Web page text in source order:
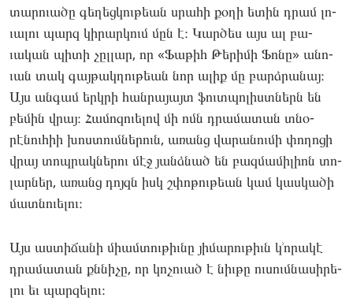
տարո­ւածը գե­ղեց­կութեան սրա­հի քօ­ղի ետին դրամ լո­
ւալու պարզ կի­րար­կում մըն է։ Կար­ծես այս ալ բա­
ւական պի­տի չըլ­լար, որ «Ֆա­թիհ Թե­րիմի Ֆո­նը» անո­
ւան տակ գայ­թակղու­թեան նոր ալիք մը բարձրա­նայ։
Այս ան­գամ երկրի հան­րա­յայտ ֆուտպո­լիստներն են
բե­մին վրայ։ Հա­մոզո­ւելով մի ոմն դրա­մատան տնօ­
րէնու­հիի խոս­տումնե­րուն, առանց վա­րանու­մի փո­ղոցի
վրայ տոպ­րակնե­րու մէջ յանձնած են բազ­մա­միլիոն տո­
լար­ներ, առանց դոյզն իսկ շփո­թու­թեան կամ կաս­կա­ծի
մատ­նո­ւելու։
Այս աս­տի­ճանի միամ­տութիւ­նը յի­մարու­թիւն կ՚որա­կէ
դրա­մատան քննի­չը, որ կո­չուած է նիւ­թը ու­սումնա­սիրե­
լու եւ պար­զե­լու։